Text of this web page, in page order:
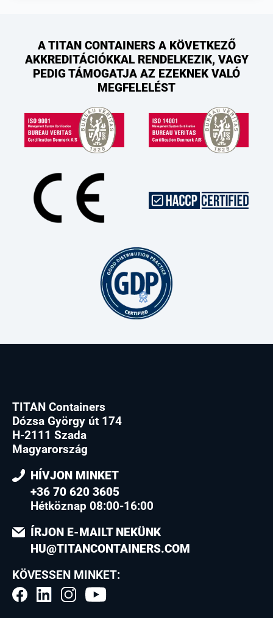
A TITAN CONTAINERS A KÖVETKEZŐ
AKKREDITÁCIÓKKAL RENDELKEZIK, VAGY
PEDIG TÁMOGATJA AZ EZEKNEK VALÓ
MEGFELELÉST
TITAN Containers
Dózsa György út 174
H-2111 Szada
Magyarország
HÍVJON MINKET
+36 70 620 3605
Hétköznap 08:00-16:00
ÍRJON E-MAILT NEKÜNK
HU@TITANCONTAINERS.COM
KÖVESSEN MINKET: